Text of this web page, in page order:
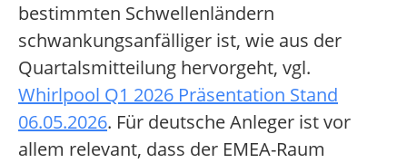
bestimmten Schwellenländern
schwankungsanfälliger ist, wie aus der
Quartalsmitteilung hervorgeht, vgl.
Whirlpool Q1 2026 Präsentation Stand
06.05.2026. Für deutsche Anleger ist vor
allem relevant, dass der EMEA-Raum